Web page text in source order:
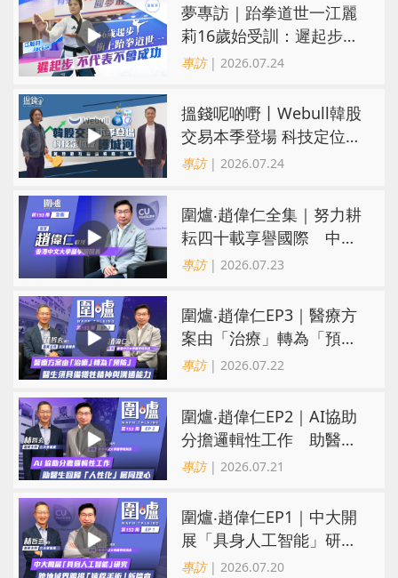
夢專訪｜跆拳道世一江麗
莉16歲始受訓：遲起步不
代表不會成功
專訪| 2026.07.24
搵錢呢啲嘢丨Webull韓股
交易本季登場 科技定位成
護城河 冀登港互聯網券商
專訪| 2026.07.24
圍爐‧趙偉仁全集｜努力耕
耘四十載享譽國際 中大
醫學院致力醫療創科造福
專訪| 2026.07.23
圍爐‧趙偉仁EP3｜醫療方
案由「治療」轉為「預
防」 醫生須具備犧牲精神
專訪| 2026.07.22
圍爐‧趙偉仁EP2｜AI協助
分擔邏輯性工作 助醫生
回歸「人性化」展同理心
專訪| 2026.07.21
圍爐‧趙偉仁EP1｜中大開
展「具身人工智能」研
究 跨地域界限揭「遠程
專訪| 2026.07.20